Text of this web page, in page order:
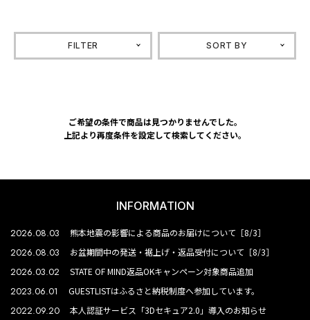
FILTER SORT BY
ご希望の条件で商品は見つかりませんでした。
上記より再度条件を設定して検索してください。
INFORMATION
2026.08.03 熊本地震の影響による商品のお届けについて［8/3］
2026.08.03 お盆期間中の発送・裾上げ・返品受付について［8/3］
2026.03.02 STATE OF MIND返品OKキャンペーン対象商品追加
2023.06.01 GUESTLISTはふるさと納税制度へ参加しています。
2022.09.20 本人認証サービス「3Dセキュア2.0」導入のお知らせ